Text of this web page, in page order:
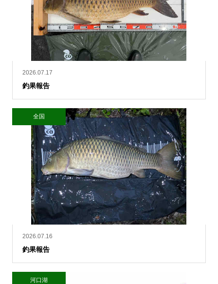
2026.07.17
釣果報告
2026.07.16
釣果報告
全国
河口湖